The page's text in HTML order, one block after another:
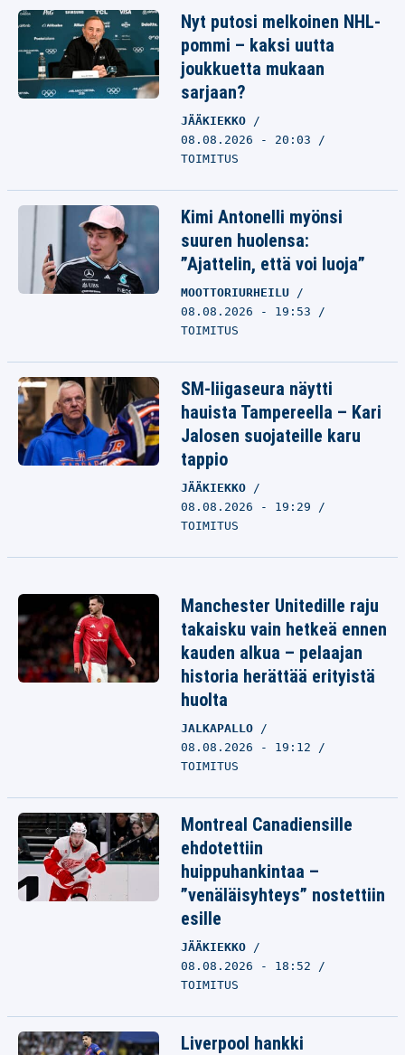
Nyt putosi melkoinen NHL-
pommi – kaksi uutta
joukkuetta mukaan
sarjaan?
JÄÄKIEKKO
08.08.2026 - 20:03
TOIMITUS
Kimi Antonelli myönsi
suuren huolensa:
”Ajattelin, että voi luoja”
MOOTTORIURHEILU
08.08.2026 - 19:53
TOIMITUS
SM-liigaseura näytti
hauista Tampereella – Kari
Jalosen suojateille karu
tappio
JÄÄKIEKKO
08.08.2026 - 19:29
TOIMITUS
Manchester Unitedille raju
takaisku vain hetkeä ennen
kauden alkua – pelaajan
historia herättää erityistä
huolta
JALKAPALLO
08.08.2026 - 19:12
TOIMITUS
Montreal Canadiensille
ehdotettiin
huippuhankintaa –
”venäläisyhteys” nostettiin
esille
JÄÄKIEKKO
08.08.2026 - 18:52
TOIMITUS
Liverpool hankki